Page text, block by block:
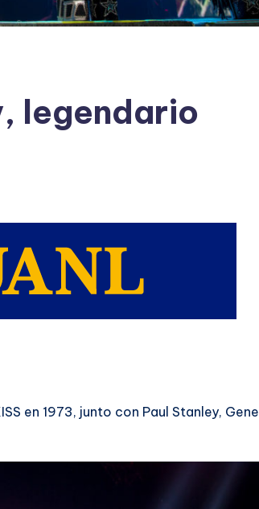
legendario
en 1973, junto con Paul Stanley, Gene